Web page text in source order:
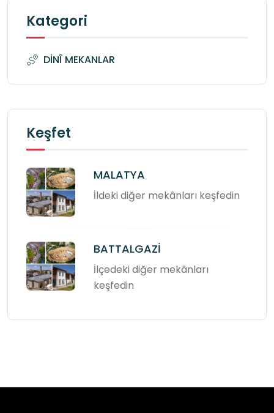
Kategori
DİNÎ MEKANLAR
Keşfet
MALATYA
İldeki diğer mekânları keşfedin
BATTALGAZİ
İlçedeki diğer mekânları
keşfedin